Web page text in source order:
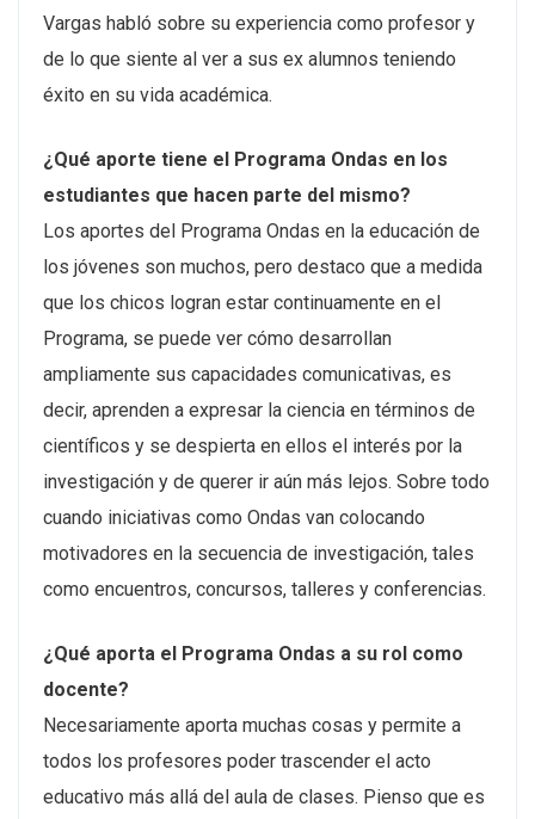
Vargas habló sobre su experiencia como profesor y
de lo que siente al ver a sus ex alumnos teniendo
éxito en su vida académica.
¿Qué aporte tiene el Programa Ondas en los
estudiantes que hacen parte del mismo?
Los aportes del Programa Ondas en la educación de
los jóvenes son muchos, pero destaco que a medida
que los chicos logran estar continuamente en el
Programa, se puede ver cómo desarrollan
ampliamente sus capacidades comunicativas, es
decir, aprenden a expresar la ciencia en términos de
científicos y se despierta en ellos el interés por la
investigación y de querer ir aún más lejos. Sobre todo
cuando iniciativas como Ondas van colocando
motivadores en la secuencia de investigación, tales
como encuentros, concursos, talleres y conferencias.
¿Qué aporta el Programa Ondas a su rol como
docente?
Necesariamente aporta muchas cosas y permite a
todos los profesores poder trascender el acto
educativo más allá del aula de clases. Pienso que es